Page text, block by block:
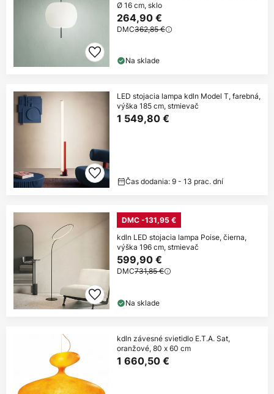
Ø 16 cm, sklo
264,90 €
DMC362,85 €
Na sklade
LED stojacia lampa kdln Model T, farebná,
výška 185 cm, stmievač
1 549,80 €
Čas dodania: 9 - 13 prac. dní
DMC -131,95 €
kdln LED stojacia lampa Poise, čierna,
výška 196 cm, stmievač
599,90 €
DMC731,85 €
Na sklade
kdln závesné svietidlo E.T.A. Sat,
oranžové, 80 x 60 cm
1 660,50 €